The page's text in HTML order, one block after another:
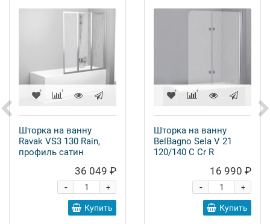
Шторка на ванну
Ravak VS3 130 Rain,
профиль сатин
36 049 ₽
+
-
Купить
Шторка на ванну
BelBagno Sela V 21
120/140 C Cr R
16 990 ₽
+
-
Купить